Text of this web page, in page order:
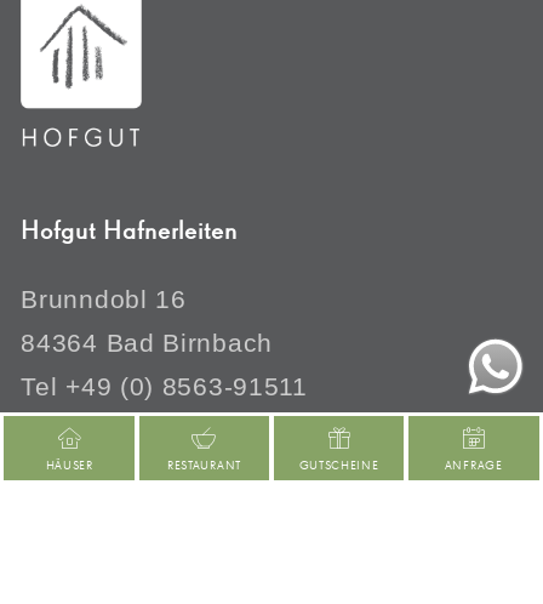
Hofgut Hafnerleiten
Brunndobl 16
84364 Bad Birnbach
Tel +49 (0) 8563-91511
post@hofgut.info
HÄUSER RESTAURANT GUTSCHEINE ANFRAGE